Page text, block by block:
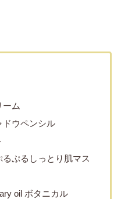
ム
ウペンシル
ぷるしっとり肌マス
oil ボタニカル